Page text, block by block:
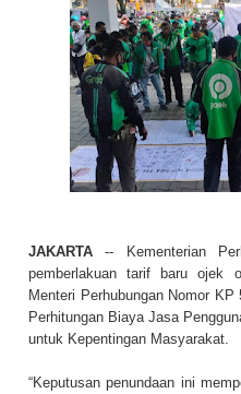
JAKARTA-- Kementerian
pemberlakuan tarif baru ojek
Menteri Perhubungan Nomor
Perhitungan Biaya Jasa
untuk Kepentingan Masyarakat.
“Keputusan penundaan ini